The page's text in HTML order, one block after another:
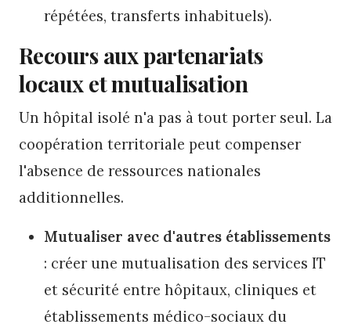
répétées, transferts inhabituels).
Recours aux partenariats
locaux et mutualisation
Un hôpital isolé n'a pas à tout porter seul. La
coopération territoriale peut compenser
l'absence de ressources nationales
additionnelles.
Mutualiser avec d'autres établissements
: créer une mutualisation des services IT
et sécurité entre hôpitaux, cliniques et
établissements médico-sociaux du